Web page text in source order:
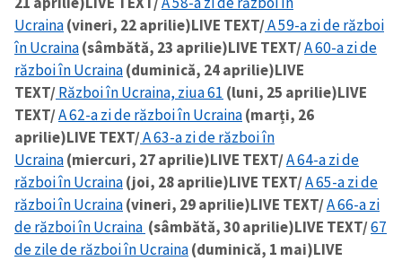
Ucraina(vineri, 22 aprilie)LIVE TEXT/A 59-a zi de război
în Ucraina(sâmbătă, 23 aprilie)LIVE TEXT/A 60-a zi de
război în Ucraina(duminică, 24 aprilie)LIVE
TEXT/Război în Ucraina, ziua 61 (luni, 25 aprilie)LIVE
TEXT/A 62-a zi de război în Ucraina(marți, 26
aprilie)LIVE TEXT/A 63-a zi de război în
Ucraina(miercuri, 27 aprilie)LIVE TEXT/A 64-a zi de
război în Ucraina(joi, 28 aprilie)LIVE TEXT/A 65-a zi de
război în Ucraina(vineri, 29 aprilie)LIVE TEXT/A 66-a zi
de război în Ucraina (sâmbătă, 30 aprilie)LIVE TEXT/67
de zile de război în Ucraina(duminică, 1 mai)LIVE